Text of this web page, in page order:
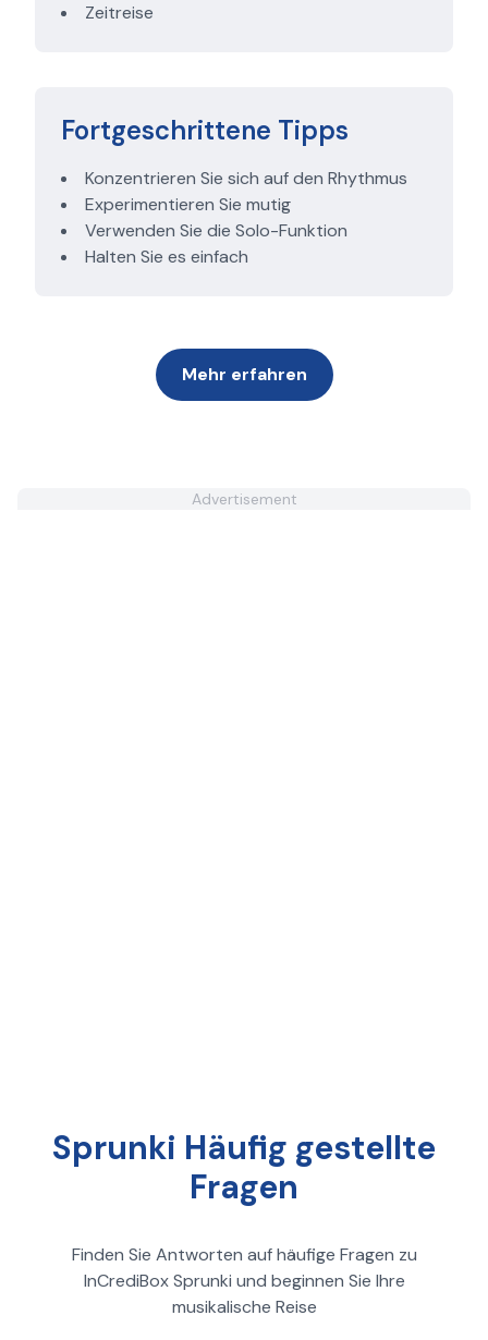
Zeitreise
Fortgeschrittene Tipps
Konzentrieren Sie sich auf den Rhythmus
Experimentieren Sie mutig
Verwenden Sie die Solo-Funktion
Halten Sie es einfach
Mehr erfahren
Advertisement
Sprunki Häufig gestellte
Fragen
Finden Sie Antworten auf häufige Fragen zu
InCrediBox Sprunki und beginnen Sie Ihre
musikalische Reise